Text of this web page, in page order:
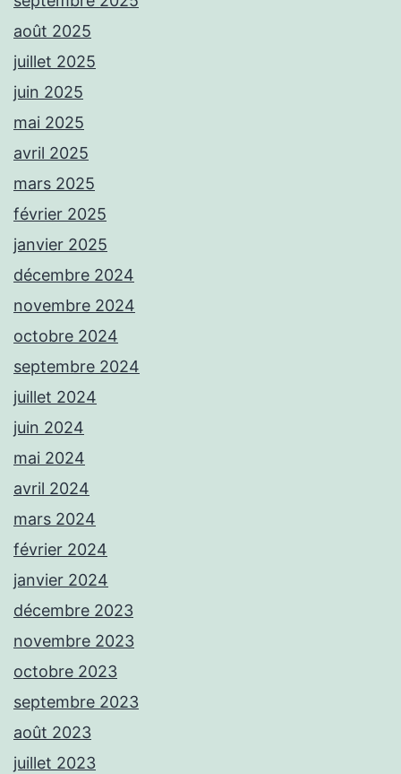
août 2025
juillet 2025
juin 2025
mai 2025
avril 2025
mars 2025
février 2025
janvier 2025
décembre 2024
novembre 2024
octobre 2024
septembre 2024
juillet 2024
juin 2024
mai 2024
avril 2024
mars 2024
février 2024
janvier 2024
décembre 2023
novembre 2023
octobre 2023
septembre 2023
août 2023
juillet 2023